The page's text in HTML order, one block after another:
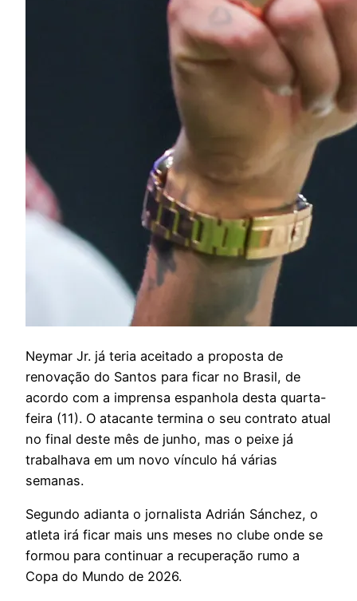
Neymar Jr. já teria aceitado a proposta de
renovação do Santos para ficar no Brasil, de
acordo com a imprensa espanhola desta quarta-
feira (11). O atacante termina o seu contrato atual
no final deste mês de junho, mas o peixe já
trabalhava em um novo vínculo há várias
semanas.
Segundo adianta o jornalista Adrián Sánchez, o
atleta irá ficar mais uns meses no clube onde se
formou para continuar a recuperação rumo a
Copa do Mundo de 2026.